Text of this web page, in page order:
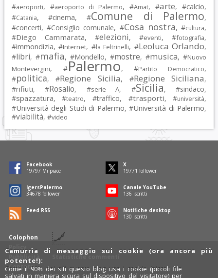
#aeroporti, #aeroporto di Palermo, #Amat, #arte, #calcio,
#Catania, #cinema, #Comune di Palermo,
#concerti, #Consiglio comunale, #Cosa nostra, #cultura,
#Diego Cammarata, #elezioni, #eventi, #fotografia,
#immondizia, #Internet, #la Feltrinelli, #Leoluca Orlando,
#libri, #mafia, #Mondello, #mostre, #musica, #Nuovo
Montevergini, #Palermo, #Partito Democratico,
#politica, #Regione Sicilia, #Regione Siciliana,
#rifiuti, #Rosalio, #serie A, #Sicilia, #sindaco,
#spazzatura, #teatro, #traffico, #trasporti, #università,
#Università degli Studi di Palermo, #Università di Palermo,
#viabilità, #video
Colophon
Policy
Pubblicità
Contatti
Statistiche commenti
Facebook
19797 Mi piace
X
19771 follower
IgersPalermo
34678 follower
Canale YouTube
136 iscritti
Feed RSS
Notifiche desktop
130 iscritti
Camurrìa di messaggio sui cookie (ora ancora più
potente!):
Come il 90% dei siti questo blog usa i cookie (piccoli file
salvati in maniera sicura sul dispositivo del visitatore) per